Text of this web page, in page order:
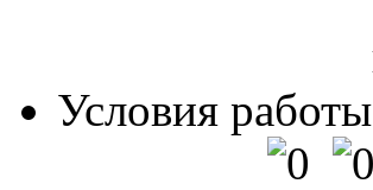
Условия работы